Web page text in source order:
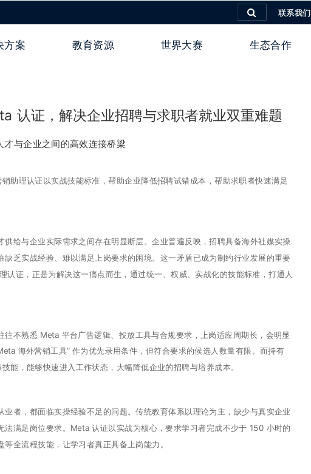
联系我们
方案 教育资源 世界大赛 生态合作
认证，解决企业招聘与求职者就业双重难题
与企业之间的高效连接桥梁
助理认证以实战技能标准，帮助企业降低招聘试错成本，帮助求职者快速满足
给与企业实际需求之间存在明显断层。企业普遍反映，招聘具备海外社媒实操
乏实战经验、难以满足上岗要求的困境。这一矛盾已成为制约行业发展的重要
证，正是为解决这一痛点而生，通过统一、权威、实战化的技能标准，打通人
不熟悉 Meta 平台广告逻辑、投放工具与合规要求，上岗适应周期长，会明显
海外营销工具” 作为优先录用条件，但符合要求的候选人数量有限。而持有
能，能够快速进入工作状态，大幅降低企业的招聘与培养成本。
者，都面临实操经验不足的问题。传统教育体系以理论为主，缺少与真实企业
满足岗位要求。Meta 认证以实战为核心，要求学习者完成不少于 150 小时的
全流程技能，让学习者真正具备上岗能力。